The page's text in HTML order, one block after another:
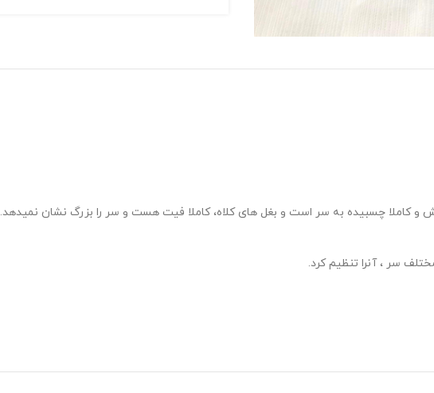
و کاملا چسبیده به سر است و بغل های کلاه، کاملا فیت هست و سر را بزرگ نشان نمیدهد.
سر ، آنرا تنظیم کرد.